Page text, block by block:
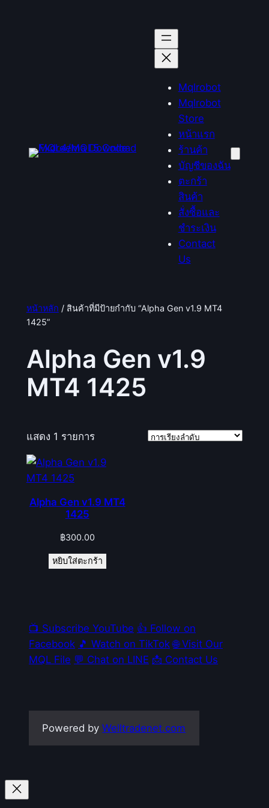
Mqlrobot
Mqlrobot
Store
หน้าแรก
ร้านค้า
บัญชีของฉัน
ตะกร้า
สินค้า
สั่งซื้อและ
ชำระเงิน
Contact
Us
หน้าหลัก / สินค้าที่มีป้ายกำกับ “Alpha Gen v1.9 MT4
1425”
Alpha Gen v1.9
MT4 1425
แสดง 1 รายการ
Alpha Gen v1.9 MT4
1425
฿300.00
หยิบใส่ตะกร้า
📺 Subscribe YouTube 👍 Follow on
Facebook 🎵 Watch on TikTok 🌐 Visit Our
MQL File 💬 Chat on LINE 📩 Contact Us
Powered byWelltradenet.com